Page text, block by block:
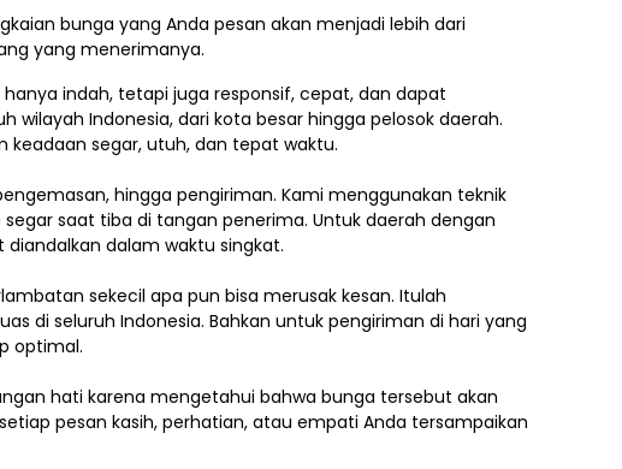
bunga yang Anda pesan akan menjadi lebih dari
yang menerimanya.
indah, tetapi juga responsif, cepat, dan dapat
wilayah Indonesia, dari kota besar hingga pelosok daerah.
segar, utuh, dan tepat waktu.
hingga pengiriman. Kami menggunakan teknik
saat tiba di tangan penerima. Untuk daerah dengan
dalam waktu singkat.
sekecil apa pun bisa merusak kesan. Itulah
di seluruh Indonesia. Bahkan untuk pengiriman di hari yang
optimal.
hati karena mengetahui bahwa bunga tersebut akan
pesan kasih, perhatian, atau empati Anda tersampaikan